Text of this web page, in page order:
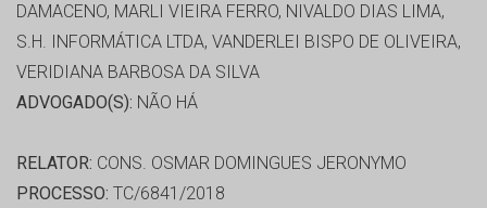
DAMACENO, MARLI VIEIRA FERRO, NIVALDO DIAS LIMA,
S.H. INFORMÁTICA LTDA, VANDERLEI BISPO DE OLIVEIRA,
VERIDIANA BARBOSA DA SILVA
ADVOGADO(S): NÃO HÁ
RELATOR: CONS. OSMAR DOMINGUES JERONYMO
PROCESSO: TC/6841/2018